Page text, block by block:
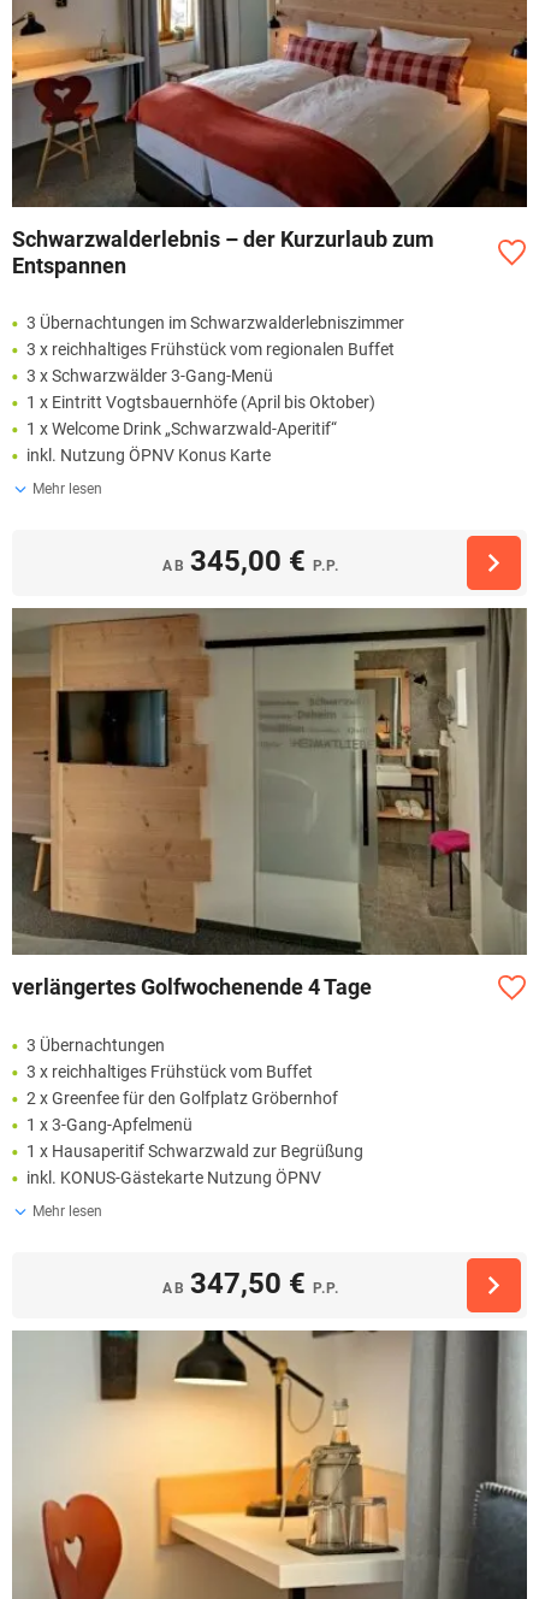
Schwarzwalderlebnis – der Kurzurlaub zum
Entspannen
3 Übernachtungen im Schwarzwalderlebniszimmer
3 x reichhaltiges Frühstück vom regionalen Buffet
3 x Schwarzwälder 3-Gang-Menü
1 x Eintritt Vogtsbauernhöfe (April bis Oktober)
1 x Welcome Drink „Schwarzwald-Aperitif“
inkl. Nutzung ÖPNV Konus Karte
Mehr lesen
AB 345,00 € P.P.
verlängertes Golfwochenende 4 Tage
3 Übernachtungen
3 x reichhaltiges Frühstück vom Buffet
2 x Greenfee für den Golfplatz Gröbernhof
1 x 3-Gang-Apfelmenü
1 x Hausaperitif Schwarzwald zur Begrüßung
inkl. KONUS-Gästekarte Nutzung ÖPNV
Mehr lesen
AB 347,50 € P.P.